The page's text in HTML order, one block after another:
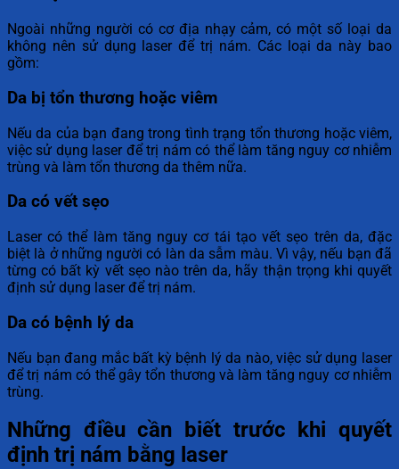
Ngoài những người có cơ địa nhạy cảm, có một số loại da
không nên sử dụng laser để trị nám. Các loại da này bao
gồm:
Da bị tổn thương hoặc viêm
Nếu da của bạn đang trong tình trạng tổn thương hoặc viêm,
việc sử dụng laser để trị nám có thể làm tăng nguy cơ nhiễm
trùng và làm tổn thương da thêm nữa.
Da có vết sẹo
Laser có thể làm tăng nguy cơ tái tạo vết sẹo trên da, đặc
biệt là ở những người có làn da sẫm màu. Vì vậy, nếu bạn đã
từng có bất kỳ vết sẹo nào trên da, hãy thận trọng khi quyết
định sử dụng laser để trị nám.
Da có bệnh lý da
Nếu bạn đang mắc bất kỳ bệnh lý da nào, việc sử dụng laser
để trị nám có thể gây tổn thương và làm tăng nguy cơ nhiễm
trùng.
Những điều cần biết trước khi quyết
định trị nám bằng laser